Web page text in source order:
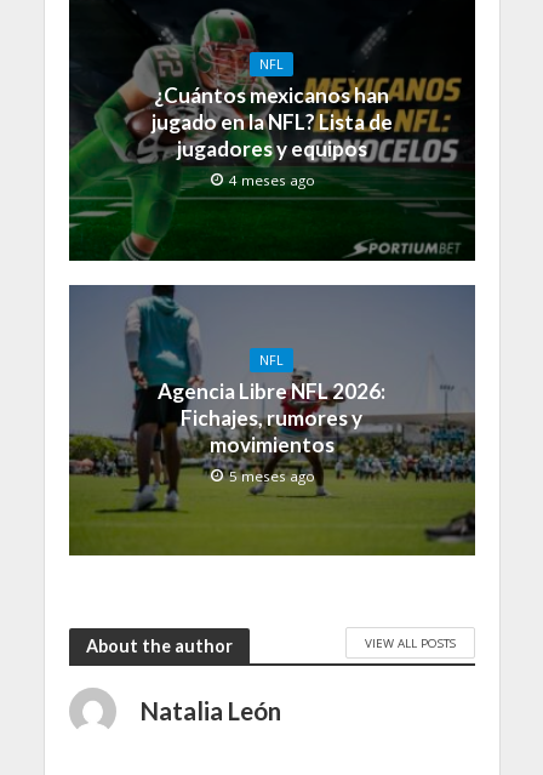
NFL
¿Cuántos mexicanos han
jugado en la NFL? Lista de
jugadores y equipos
4 meses ago
NFL
Agencia Libre NFL 2026:
Fichajes, rumores y
movimientos
5 meses ago
About the author VIEW ALL POSTS
Natalia León